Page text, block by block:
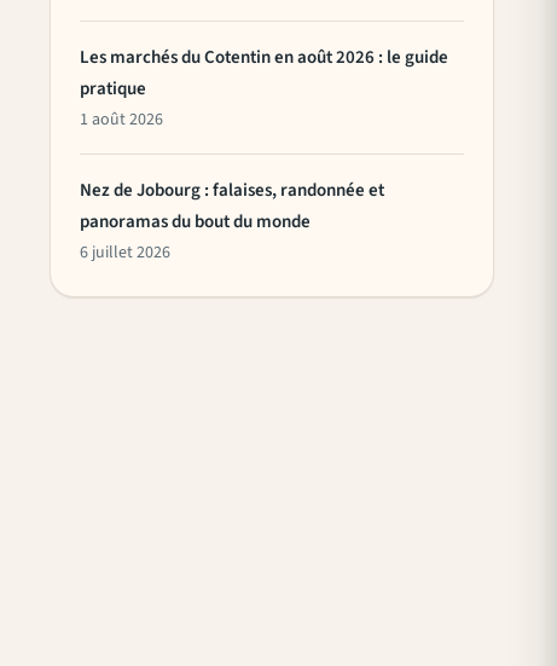
Les marchés du Cotentin en août 2026 : le guide
pratique
1 août 2026
Nez de Jobourg : falaises, randonnée et
panoramas du bout du monde
6 juillet 2026